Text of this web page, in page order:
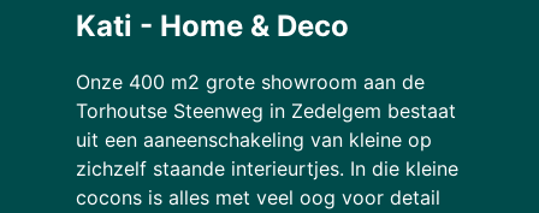
Kati - Home & Deco
Onze 400 m2 grote showroom aan de
Torhoutse Steenweg in Zedelgem bestaat
uit een aaneenschakeling van kleine op
zichzelf staande interieurtjes. In die kleine
cocons is alles met veel oog voor detail